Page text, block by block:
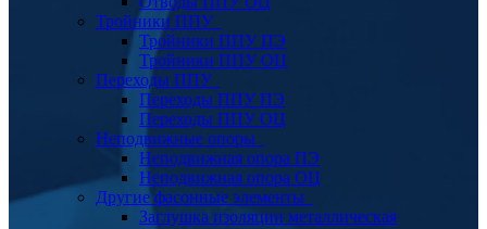
Тройники ППУ
Тройники ППУ ПЭ
Тройники ППУ ОЦ
Переходы ППУ
Переходы ППУ ПЭ
Переходы ППУ ОЦ
Неподвижные опоры
Неподвижная опора ПЭ
Неподвижная опора ОЦ
Другие фасонные элементы
Заглушка изоляции металлическая